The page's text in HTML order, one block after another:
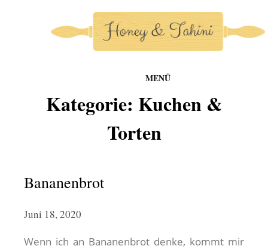
MENÜ
honey-and-tahini
Kategorie: Kuchen &
Torten
Bananenbrot
Juni 18, 2020
Wenn ich an Bananenbrot denke, kommt mir